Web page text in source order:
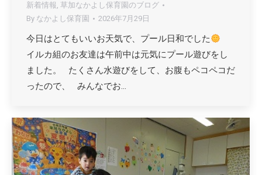
新着情報, 草加なかよし保育園のブログ
By なかよし保育園 2026年7月29日
今日はとてもいいお天気で、プール日和でした
イルカ組のお友達は午前中は元気にプール遊びをし
ました。 たくさん水遊びをして、お腹もペコペコだ
ったので、 みんなでお…